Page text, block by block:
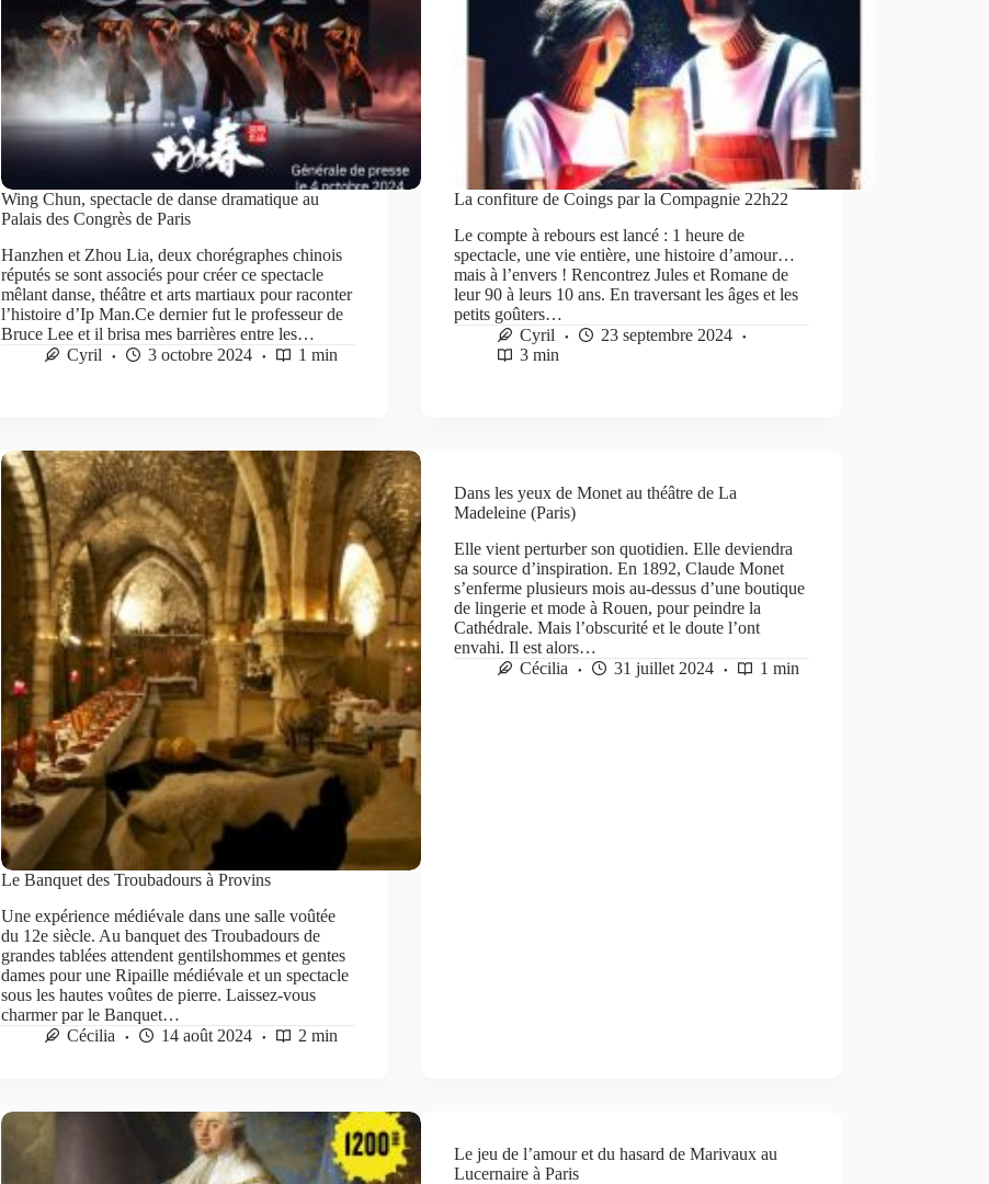
Wing Chun, spectacle de danse dramatique au
Palais des Congrès de Paris
Hanzhen et Zhou Lia, deux chorégraphes chinois
réputés se sont associés pour créer ce spectacle
mêlant danse, théâtre et arts martiaux pour raconter
l’histoire d’Ip Man.Ce dernier fut le professeur de
Bruce Lee et il brisa mes barrières entre les…
Cyril
3 octobre 2024 1 min
La confiture de Coings par la Compagnie 22h22
Le compte à rebours est lancé : 1 heure de
spectacle, une vie entière, une histoire d’amour…
mais à l’envers ! Rencontrez Jules et Romane de
leur 90 à leurs 10 ans. En traversant les âges et les
petits goûters…
Cyril
23 septembre 2024
3 min
Le Banquet des Troubadours à Provins
Une expérience médiévale dans une salle voûtée
du 12e siècle. Au banquet des Troubadours de
grandes tablées attendent gentilshommes et gentes
dames pour une Ripaille médiévale et un spectacle
sous les hautes voûtes de pierre. Laissez-vous
charmer par le Banquet…
Cécilia
14 août 2024 2 min
Dans les yeux de Monet au théâtre de La
Madeleine (Paris)
Elle vient perturber son quotidien. Elle deviendra
sa source d’inspiration. En 1892, Claude Monet
s’enferme plusieurs mois au-dessus d’une boutique
de lingerie et mode à Rouen, pour peindre la
Cathédrale. Mais l’obscurité et le doute l’ont
envahi. Il est alors…
Cécilia
31 juillet 2024 1 min
Le jeu de l’amour et du hasard de Marivaux au
Lucernaire à Paris